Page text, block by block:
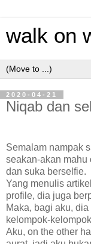
walk on
2020-04-21
Niqab dan
Semalam nampak
seakan-akan mahu
dan suka berselfie.
Yang menulis
profile, dia juga
Maka, bagi aku,
kelompok-
Aku, on the other